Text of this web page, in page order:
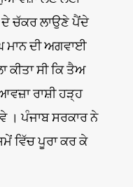
ਚੱਕਰ ਲਾਉਣੇ ਪੈਂਦੇ
ਮਾਨ ਦੀ ਅਗਵਾਈ
ਕੀਤਾ ਸੀ ਕਿ ਤੈਅ
ਰਾਸ਼ੀ ਹੜ੍ਹ
। ਪੰਜਾਬ ਸਰਕਾਰ ਨੇ
ਵਿੱਚ ਪੂਰਾ ਕਰ ਕੇ